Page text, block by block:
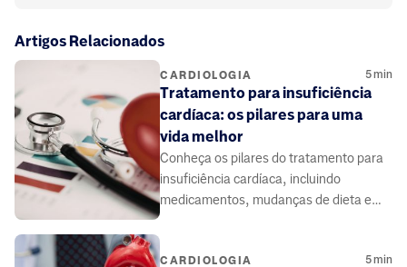
Artigos Relacionados
CARDIOLOGIA 5min
Tratamento para insuficiência
cardíaca: os pilares para uma
vida melhor
Conheça os pilares do tratamento para
insuficiência cardíaca, incluindo
medicamentos, mudanças de dieta e
CARDIOLOGIA 5min